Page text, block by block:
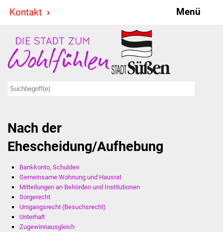
Kontakt Menü
Stadt & Politik
Bürgermeister
Ratsinformationssystem
Jugendbeirat
Nach der
Ehescheidung/Aufhebung
Bankkonto, Schulden
Gemeinsame Wohnung und Hausrat
Mitteilungen an Behörden und Institutionen
Sorgerecht
Umgangsrecht (Besuchsrecht)
Unterhalt
Zugewinnausgleich